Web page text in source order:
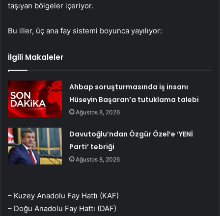
taşıyan bölgeler içeriyor.
Bu iller, üç ana fay sistemi boyunca yayılıyor:
İlgili Makaleler
Ahbap soruşturmasında iş insanı
Hüseyin Başaran’a tutuklama talebi
Ağustos 8, 2026
Davutoğlu’ndan Özgür Özel’e ‘YENİ
Parti’ tebriği
Ağustos 8, 2026
– Kuzey Anadolu Fay Hattı (KAF)
– Doğu Anadolu Fay Hattı (DAF)